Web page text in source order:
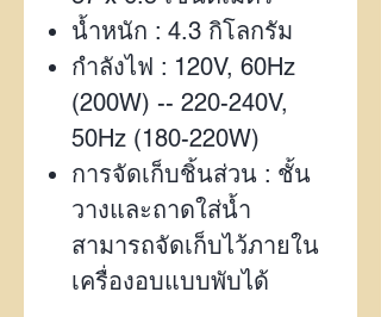
น้ำหนัก : 4.3 กิโลกรัม
กำลังไฟ : 120V, 60Hz
(200W) -- 220-240V,
50Hz (180-220W)
การจัดเก็บชิ้นส่วน : ชั้น
วางและถาดใส่น้ำ
สามารถจัดเก็บไว้ภายใน
เครื่องอบแบบพับได้